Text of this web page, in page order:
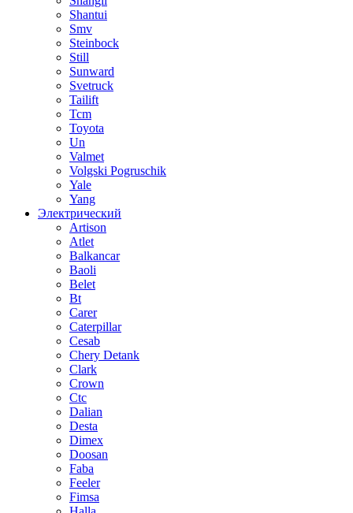
Shantui
Smv
Steinbock
Still
Sunward
Svetruck
Tailift
Tcm
Toyota
Un
Valmet
Volgski Pogruschik
Yale
Yang
Электрический
Artison
Atlet
Balkancar
Baoli
Belet
Bt
Carer
Caterpillar
Cesab
Chery Detank
Clark
Crown
Ctc
Dalian
Desta
Dimex
Doosan
Faba
Feeler
Fimsa